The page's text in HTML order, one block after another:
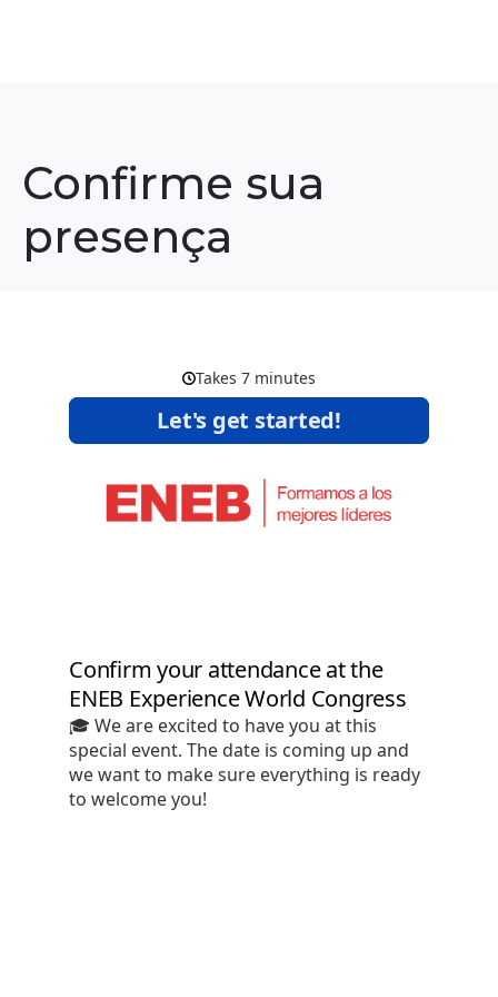
Confirme sua
presença